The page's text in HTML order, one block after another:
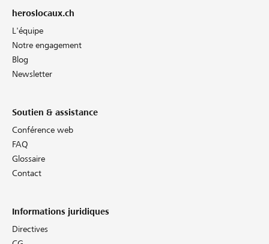
heroslocaux.ch
L'équipe
Notre engagement
Blog
Newsletter
Soutien & assistance
Conférence web
FAQ
Glossaire
Contact
Informations juridiques
Directives